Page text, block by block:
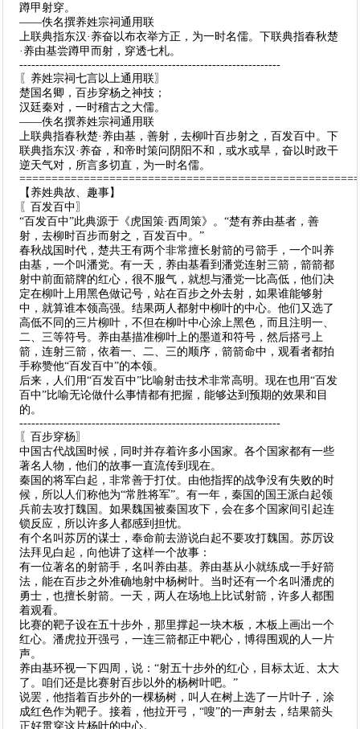
蹲甲射穿。
——佚名撰养姓宗祠通用联
上联典指东汉·养奋以布衣举方正，为一时名儒。下联典指春秋楚
·养由基尝蹲甲而射，穿透七札。
-----------------------------------------------------------------
〖养姓宗祠七言以上通用联〗
楚国名卿，百步穿杨之神技；
汉廷秦对，一时稽古之大儒。
——佚名撰养姓宗祠通用联
上联典指春秋楚·养由基，善射，去柳叶百步射之，百发百中。下
联典指东汉·养奋，和帝时策问阴阳不和，或水或旱，奋以时政干
逆天气对，所言多切直，为一时名儒。
【养姓典故、趣事】
〖百发百中〗
“百发百中”此典源于《虎国策·西周策》。“楚有养由基者，善
射，去柳时百步而射之，百发百中。”
春秋战国时代，楚共王有两个非常擅长射箭的弓箭手，一个叫养
由基，一个叫潘党。有一天，养由基看到潘党连射三箭，箭箭都
射中前面箭牌的红心，很不服气，就想与潘党一比高低，他们决
定在柳叶上用黑色做记号，站在百步之外去射，如果谁能够射
中，就算谁本领高强。结果两人都射中柳叶的中心。他们又选了
高低不同的三片柳叶，不但在柳叶中心涂上黑色，而且注明一、
二、三等符号。养由基描准柳叶上的墨道和符号，然后搭弓上
箭，连射三箭，依着一、二、三的顺序，箭箭命中，观看者都拍
手称赞他“百发百中”的本领。
后来，人们用“百发百中”比喻射击技术非常高明。现在也用“百发
百中”比喻无论做什么事情都有把握，能够达到预期的效果和目
的。
-----------------------------------------------------------------
〖百步穿杨〗
中国古代战国时候，同时并存着许多小国家。各个国家都有一些
著名人物，他们的故事一直流传到现在。
秦国的将军白起，非常善于打仗。由他指挥的战争没有失败的时
候，所以人们称他为“常胜将军”。有一年，秦国的国王派白起领
兵前去攻打魏国。如果魏国被秦国攻下，会在多个国家间引起连
锁反应，所以许多人都感到担忧。
有个名叫苏厉的谋士，奉命前去游说白起不要攻打魏国。苏厉设
法拜见白起，向他讲了这样一个故事：
有一位著名的射箭手，名叫养由基。养由基从小就练成一手好箭
法，能在百步之外准确地射中杨树叶。当时还有一个名叫潘虎的
勇士，也擅长射箭。一天，两人在场地上比试射箭，许多人都围
着观看。
比赛的靶子设在五十步外，那里撑起一块木板，木板上画出一个
红心。潘虎拉开强弓，一连三箭都正中靶心，博得围观的人一片
声。
养由基环视一下四周，说：“射五十步外的红心，目标太近、太大
了。咱们还是比赛射百步以外的杨树叶吧。”
说罢，他指着百步外的一棵杨树，叫人在树上选了一片叶子，涂
成红色作为靶子。接着，他拉开弓，“嗖”的一声射去，结果箭头
正好贯穿这片杨叶的中心。